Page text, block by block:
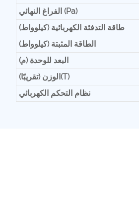
الفراغ النهائي (Pa)
طاقة التدفئة الكهربائية (كيلوواط)
الطاقة المثبتة (كيلوواط)
البعد للوحدة (م)
الوزن (تقريبًا)(T)
نظام التحكم الكهربائي